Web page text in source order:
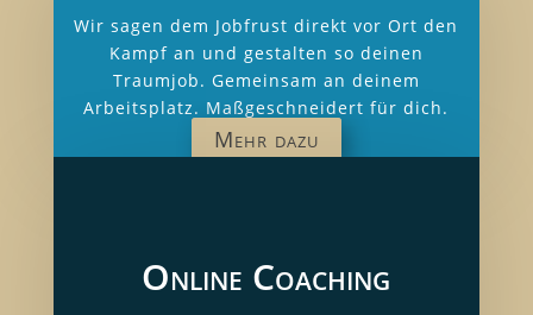
Wir sagen dem Jobfrust direkt vor Ort den
Kampf an und gestalten so deinen
Traumjob. Gemeinsam an deinem
Arbeitsplatz. Maßgeschneidert für dich.
Mehr dazu
Online Coaching